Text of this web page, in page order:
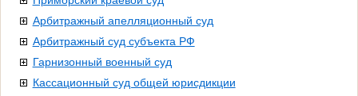
Арбитражный апелляционный суд
Арбитражный суд субъекта РФ
Гарнизонный военный суд
Кассационный суд общей юрисдикции